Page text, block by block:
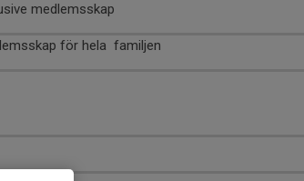
medlemsskap
för hela familjen